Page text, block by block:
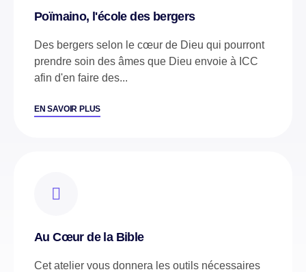
Poïmaino, l'école des bergers
Des bergers selon le cœur de Dieu qui pourront
prendre soin des âmes que Dieu envoie à ICC
afin d'en faire des...
EN SAVOIR PLUS
Au Cœur de la Bible
Cet atelier vous donnera les outils nécessaires